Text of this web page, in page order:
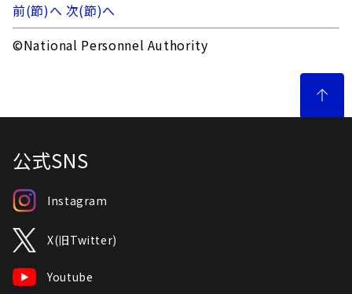
前(節)へ 次(節)へ
©National Personnel Authority
公式SNS
Instagram
X(旧Twitter)
Youtube